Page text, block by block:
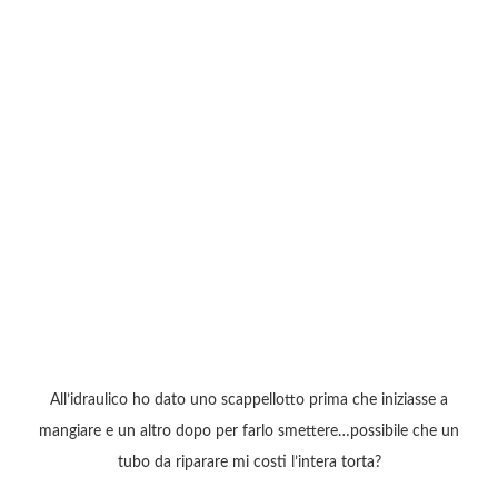
All’idraulico ho dato uno scappellotto prima che iniziasse a
mangiare e un altro dopo per farlo smettere…possibile che un
tubo da riparare mi costi l’intera torta?